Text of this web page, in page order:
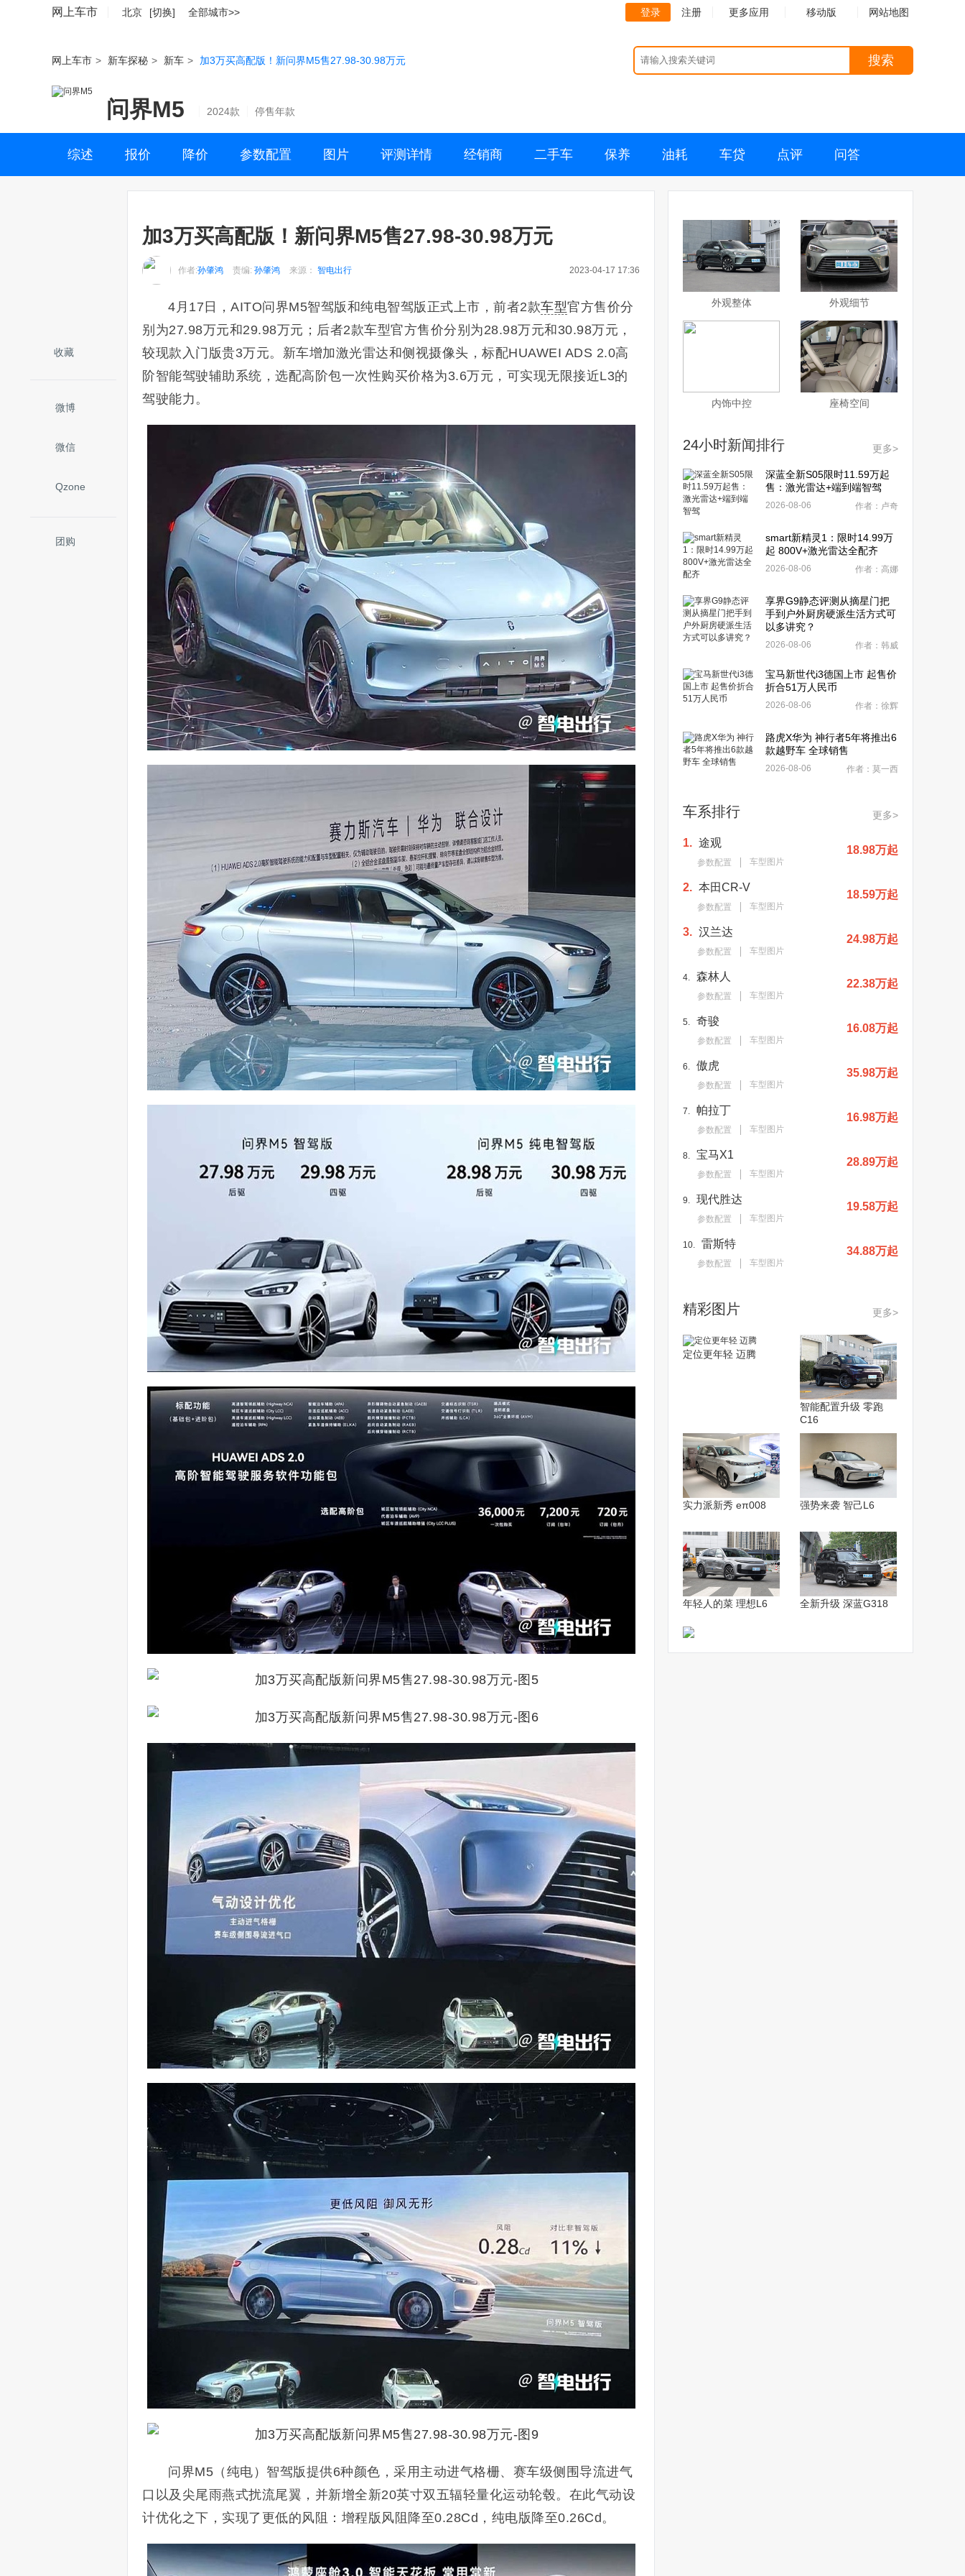
网上车市 北京 [切换] 全部城市>> 登录 注册 更多应用 移动版 网站地图
网上车市 > 新车探秘 > 新车 > 加3万买高配版！新问界M5售27.98-30.98万元 搜索
问界M5 2024款 停售年款
综述 报价 降价 参数配置 图片 评测详情 经销商 二手车 保养 油耗 车贷 点评 问答
收藏
微博
微信
Qzone
团购
加3万买高配版！新问界M5售27.98-30.98万元
作者:孙肇鸿 责编: 孙肇鸿 来源： 智电出行 2023-04-17 17:36
4月17日，AITO问界M5智驾版和纯电智驾版正式上市，前者2款车型官方售价分
别为27.98万元和29.98万元；后者2款车型官方售价分别为28.98万元和30.98万元，
较现款入门版贵3万元。新车增加激光雷达和侧视摄像头，标配HUAWEI ADS 2.0高
阶智能驾驶辅助系统，选配高阶包一次性购买价格为3.6万元，可实现无限接近L3的
驾驶能力。
问界M5（纯电）智驾版提供6种颜色，采用主动进气格栅、赛车级侧围导流进气
口以及尖尾雨燕式扰流尾翼，并新增全新20英寸双五辐轻量化运动轮毂。在此气动设
计优化之下，实现了更低的风阻：增程版风阻降至0.28Cd，纯电版降至0.26Cd。
外观整体 外观细节
内饰中控 座椅空间
24小时新闻排行 更多>
深蓝全新S05限时11.59万起
售：激光雷达+端到端智驾
2026-08-06 作者：卢奇
smart新精灵1：限时14.99万
起 800V+激光雷达全配齐
2026-08-06 作者：高娜
享界G9静态评测从摘星门把
手到户外厨房硬派生活方式可
以多讲究？
2026-08-06 作者：韩威
宝马新世代i3德国上市 起售价
折合51万人民币
2026-08-06 作者：徐辉
路虎X华为 神行者5年将推出6
款越野车 全球销售
2026-08-06 作者：莫一西
车系排行 更多>
1. 途观
参数配置 车型图片
18.98万起
2. 本田CR-V
参数配置 车型图片
18.59万起
3. 汉兰达
参数配置 车型图片
24.98万起
4. 森林人
参数配置 车型图片
22.38万起
5. 奇骏
参数配置 车型图片
16.08万起
6. 傲虎
参数配置 车型图片
35.98万起
7. 帕拉丁
参数配置 车型图片
16.98万起
8. 宝马X1
参数配置 车型图片
28.89万起
9. 现代胜达
参数配置 车型图片
19.58万起
10. 雷斯特
参数配置 车型图片
34.88万起
精彩图片 更多>
定位更年轻 迈腾
智能配置升级 零跑
C16
实力派新秀 eπ008 强势来袭 智己L6
年轻人的菜 理想L6 全新升级 深蓝G318